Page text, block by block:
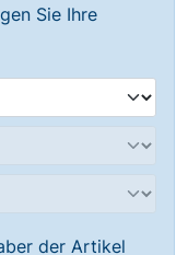
Sie Ihre
der Artikel